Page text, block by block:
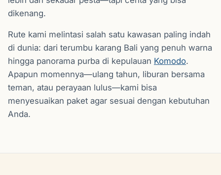
dikenang.
Rute kami melintasi salah satu kawasan paling indah
di dunia: dari terumbu karang Bali yang penuh warna
hingga panorama purba di kepulauan Komodo.
Apapun momennya—ulang tahun, liburan bersama
teman, atau perayaan lulus—kami bisa
menyesuaikan paket agar sesuai dengan kebutuhan
Anda.